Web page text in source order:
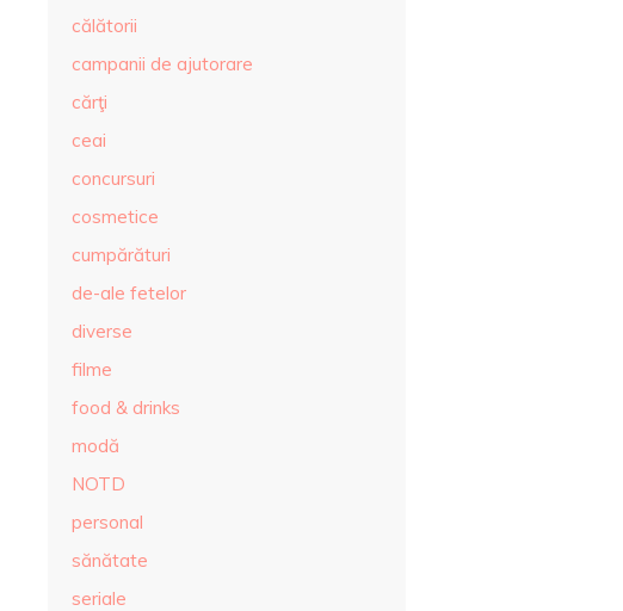
călătorii
campanii de ajutorare
cărţi
ceai
concursuri
cosmetice
cumpărături
de-ale fetelor
diverse
filme
food & drinks
modă
NOTD
personal
sănătate
seriale